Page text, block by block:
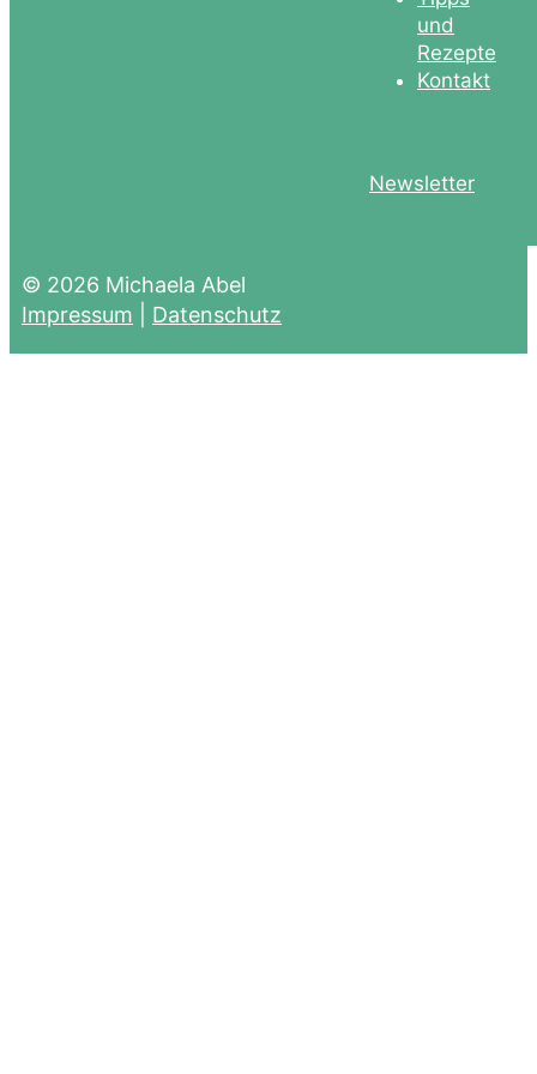
und
Rezepte
Kontakt
Newsletter
© 2026 Michaela Abel
Impressum
Datenschutz